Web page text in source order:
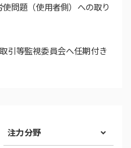
問題（使用者側）への取り
引等監視委員会へ任期付き
注力分野